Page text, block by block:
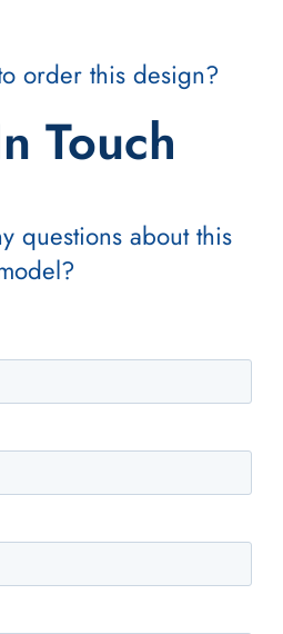
order this design?
Touch
questions about this